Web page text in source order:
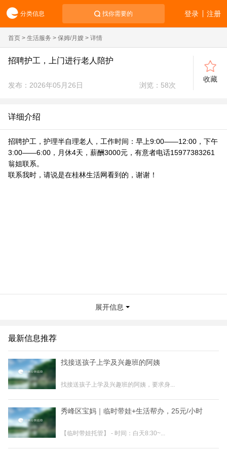
分类信息 找你需要的 注册
登录
首页 > 生活服务 > 保姆/月嫂 > 详情
招聘护工，上门进行老人陪护
发布：2026年05月26日 浏览： 58次
收藏
详细介绍
招聘护工，护理半自理老人，工作时间：早上9:00——12:00，下午
3:00——6:00，月休4天，薪酬3000元，有意者电话15977383261
翁姐联系。
联系我时，请说是在桂林生活网看到的，谢谢！
展开信息
最新信息推荐
找接送孩子上学及兴趣班的阿姨
找接送孩子上学及兴趣班的阿姨，要求身...
秀峰区宝妈｜临时带娃+生活帮办，25元/小时
【临时带娃托管】 - 时间：白天8:30~...